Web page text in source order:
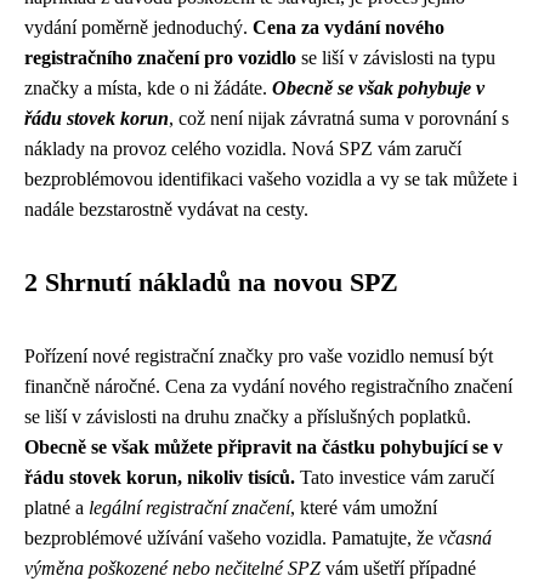
vydání poměrně jednoduchý. Cena za vydání nového
registračního značení pro vozidlo se liší v závislosti na typu
značky a místa, kde o ni žádáte. Obecně se však pohybuje v
řádu stovek korun, což není nijak závratná suma v porovnání s
náklady na provoz celého vozidla. Nová SPZ vám zaručí
bezproblémovou identifikaci vašeho vozidla a vy se tak můžete i
nadále bezstarostně vydávat na cesty.
2 Shrnutí nákladů na novou SPZ
Pořízení nové registrační značky pro vaše vozidlo nemusí být
finančně náročné. Cena za vydání nového registračního značení
se liší v závislosti na druhu značky a příslušných poplatků.
Obecně se však můžete připravit na částku pohybující se v
řádu stovek korun, nikoliv tisíců. Tato investice vám zaručí
platné a legální registrační značení, které vám umožní
bezproblémové užívání vašeho vozidla. Pamatujte, že včasná
výměna poškozené nebo nečitelné SPZ vám ušetří případné